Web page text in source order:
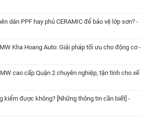
dán PPF hay phủ CERAMIC để bảo vệ lớp sơn? -
Kha Hoang Auto: Giải pháp tối ưu cho động cơ -
cao cấp Quận 2 chuyên nghiệp, tận tình cho xế
kiểm được không? [Những thông tin cần biết] -